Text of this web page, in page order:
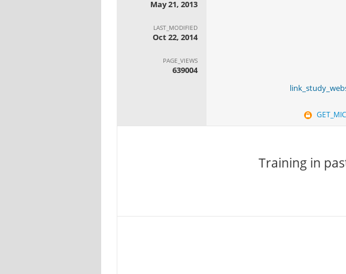
May 21, 2013
LAST_MODIFIED
Oct 22, 2014
PAGE_VIEWS
639004
Training in